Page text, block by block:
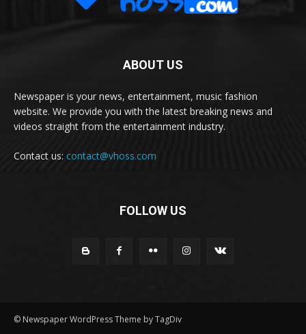
ABOUT US
Newspaper is your news, entertainment, music fashion
website. We provide you with the latest breaking news and
videos straight from the entertainment industry.
Contact us: contact@vhoss.com
FOLLOW US
© Newspaper WordPress Theme by TagDiv